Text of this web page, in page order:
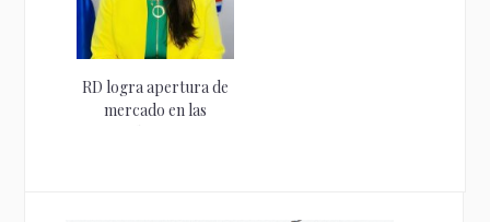
RD logra apertura de
mercado en las